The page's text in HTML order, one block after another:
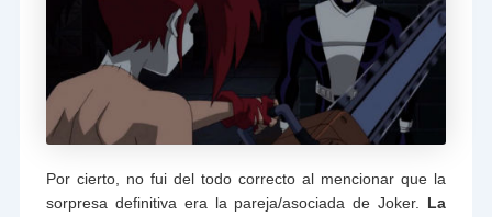
Por cierto, no fui del todo correcto al mencionar que la
sorpresa definitiva era la pareja/asociada de Joker. La